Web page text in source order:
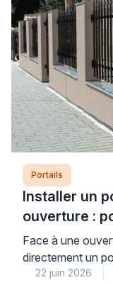
Portails
Installer un
ouverture :
maçonnés ?
Face à une
directement un
s’offrent à vous
22 juin 2026